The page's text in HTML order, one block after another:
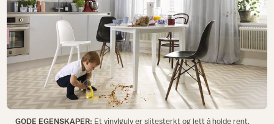
GODE EGENSKAPER: Et vinylgulv er slitesterkt og lett å holde rent,